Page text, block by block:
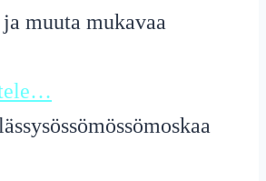
muuta mukavaa